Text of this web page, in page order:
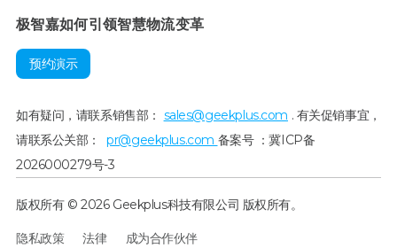
极智嘉如何引领智慧物流变革
预约演示
如有疑问，请联系销售部： sales@geekplus.com . 有关促销事宜，
请联系公关部：pr@geekplus.com 备案号 ：冀ICP备
2026000279号-3
版权所有 © 2026 Geekplus科技有限公司 版权所有。
隐私政策 法律 成为合作伙伴